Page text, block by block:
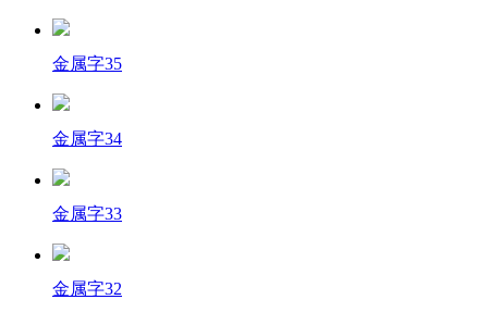
金属字35
金属字34
金属字33
金属字32